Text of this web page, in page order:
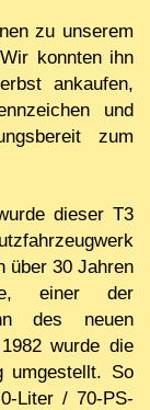
zu unserem
konnten ihn
ankaufen,
und
zum
dieser T3
über 30 Jahren
einer der
des neuen
wurde die
umgestellt. So
Liter / 70-PS-